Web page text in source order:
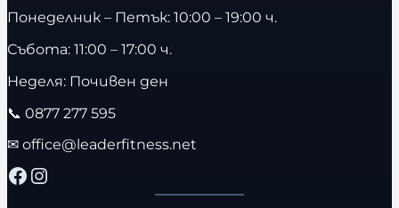
Понеделник – Петък: 10:00 – 19:00 ч.
Събота: 11:00 – 17:00 ч.
Неделя: Почивен ден
📞 0877 277 595
✉ office@leaderfitness.net
Facebook Instagram